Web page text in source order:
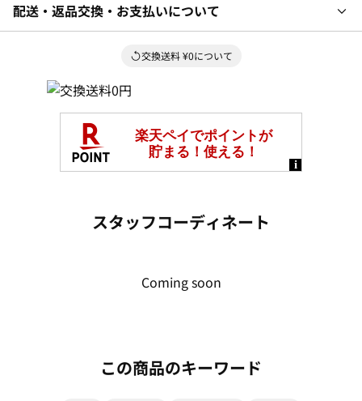
配送・返品交換・お支払いについて
交換送料 ¥0について
スタッフコーディネート
Coming soon
この商品のキーワード